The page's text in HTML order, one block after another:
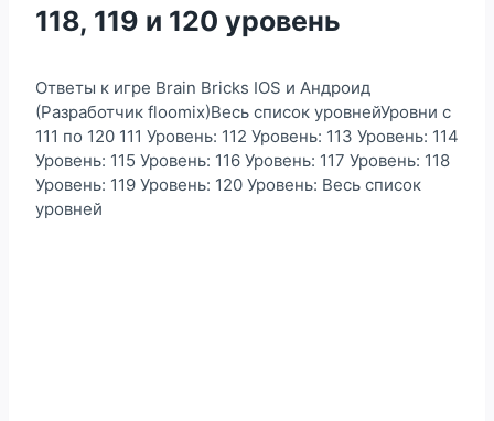
118, 119 и 120 уровень
Ответы к игре Brain Bricks IOS и Андроид
(Разработчик floomix)Весь список уровнейУровни с
111 по 120 111 Уровень: 112 Уровень: 113 Уровень: 114
Уровень: 115 Уровень: 116 Уровень: 117 Уровень: 118
Уровень: 119 Уровень: 120 Уровень: Весь список
уровней